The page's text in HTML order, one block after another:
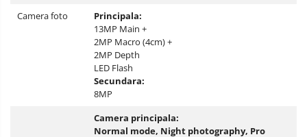
Camera foto
Principala:
13MP Main +
2MP Macro (4cm) +
2MP Depth
LED Flash
Secundara:
8MP
Camera principala:
Normal mode, Night photography, Pro